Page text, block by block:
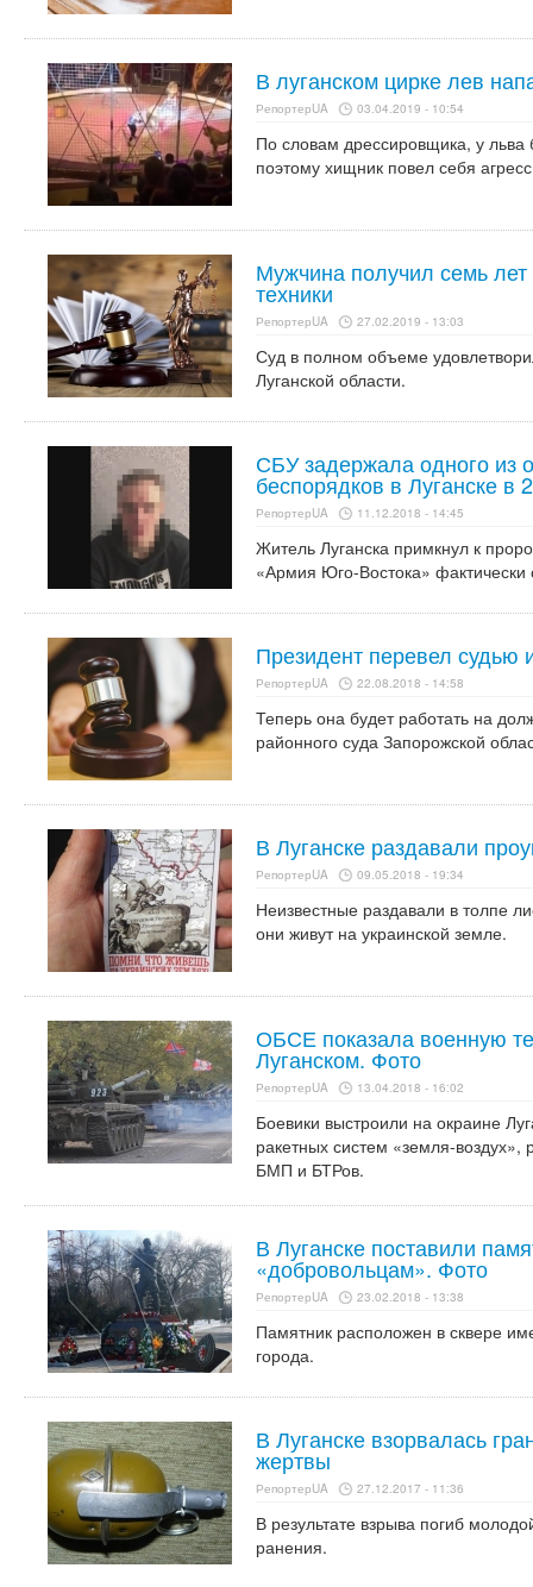
В луганском цирке лев
РепортерUA 03.04.2019 - 10:54
По словам дрессировщика, у льва
поэтому хищник повел себя
Мужчина получил семь
техники
РепортерUA 27.02.2019 - 13:03
Суд в полном объеме
Луганской области.
СБУ задержала одного из
беспорядков в Луганске в
РепортерUA 11.12.2018 - 14:45
Житель Луганска примкнул к
«Армия Юго-Востока»
Президент перевел судью
РепортерUA 22.08.2018 - 14:58
Теперь она будет работать на
районного суда Запорожской
В Луганске раздавали
РепортерUA 09.05.2018 - 19:34
Неизвестные раздавали в толпе
они живут на украинской земле.
ОБСЕ показала военную
Луганском. Фото
РепортерUA 13.04.2018 - 16:02
Боевики выстроили на окраине
ракетных систем «земля-воздух»,
БМП и БТРов.
В Луганске поставили
«добровольцам». Фото
РепортерUA 23.02.2018 - 13:38
Памятник расположен в сквере
города.
В Луганске взорвалась
жертвы
РепортерUA 27.12.2017 - 11:36
В результате взрыва погиб
ранения.